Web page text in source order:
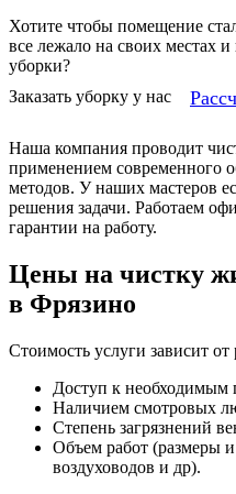
Хотите чтобы помещение
все лежало на своих местах
уборки?
Заказать уборку у нас
Наша компания проводит
применением современного
методов. У наших мастеров
решения задачи. Работаем
гарантии на работу.
Цены на чистку
в Фрязино
Стоимость услуги зависит
Доступ к необходимым
Наличием смотровых
Степень загрязнений
Объем работ (размеры
воздуховодов и др).